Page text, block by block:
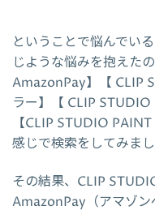
ということで悩んでい
じような悩みを抱えた
AmazonPay】【 CLIP
ラー】【 CLIP
【CLIP STUDIO
感じで検索をしてみまし
その結果、CLIP
AmazonPay（アマゾン